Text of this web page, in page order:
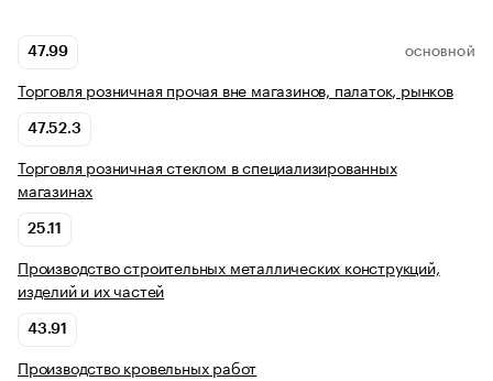
47.99 ОСНОВНОЙ
Торговля розничная прочая вне магазинов, палаток, рынков
47.52.3
Торговля розничная стеклом в специализированных
магазинах
25.11
Производство строительных металлических конструкций,
изделий и их частей
43.91
Производство кровельных работ